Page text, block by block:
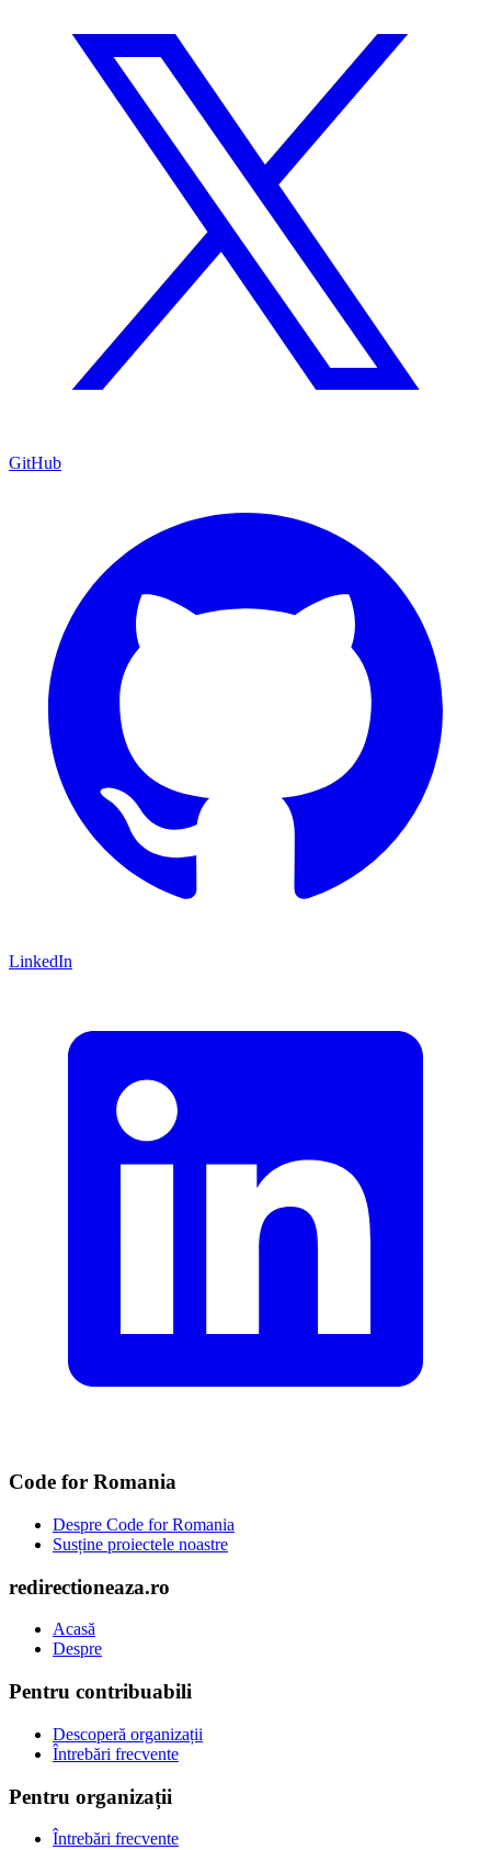
GitHub
LinkedIn
Code for Romania
Despre Code for Romania
Susține proiectele noastre
redirectioneaza.ro
Acasă
Despre
Pentru contribuabili
Descoperă organizații
Întrebări frecvente
Pentru organizații
Întrebări frecvente